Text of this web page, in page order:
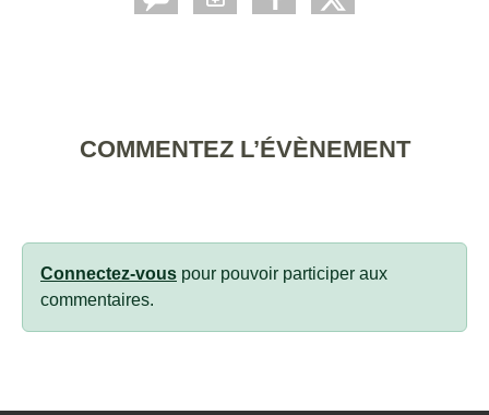
COMMENTEZ L’ÉVÈNEMENT
Connectez-vous pour pouvoir participer aux
commentaires.